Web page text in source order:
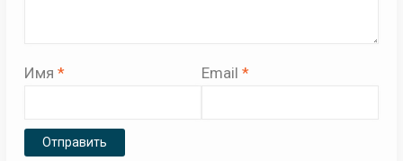
Имя * Email *